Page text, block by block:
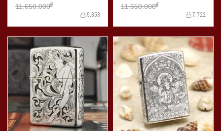
11.650.000đ
5.853
11.650.000đ
7.722